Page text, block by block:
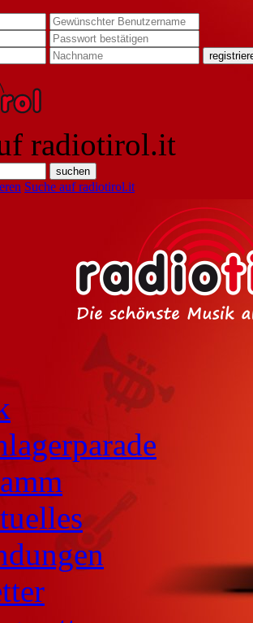
radiotirol.it
Suche auf radiotirol.it